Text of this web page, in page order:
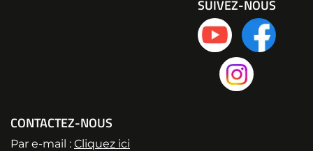
CONTACTEZ-NOUS
Par e-mail : Cliquez ici
SUIVEZ-NOUS